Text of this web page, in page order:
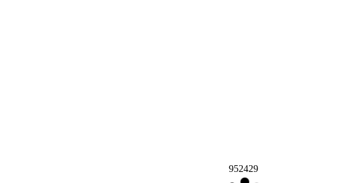
952429